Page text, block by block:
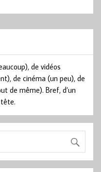
de vidéos
de cinéma (un peu), de
de même). Bref, d’un